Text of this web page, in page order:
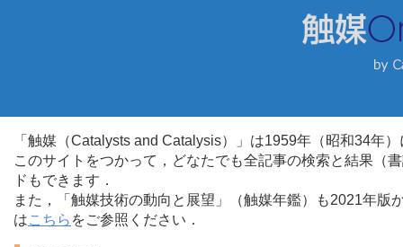
「触媒（Catalysts and Catalysis）」は1959年（昭和34年
このサイトをつかって，どなたでも全記事の検索と結果（
ドもできます．
また，「触媒技術の動向と展望」（触媒年鑑）も2021年
はこちら をご参照ください．